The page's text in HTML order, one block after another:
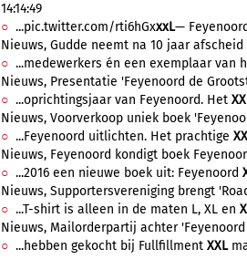
14:14:49
...pic.twitter.com/rti6hGxxxL—
Nieuws, Gudde neemt na 10 jaar afscheid
...medewerkers én een exemplaar van
Nieuws, Presentatie 'Feyenoord de
...oprichtingsjaar van Feyenoord. Het
Nieuws, Voorverkoop uniek boek
...Feyenoord uitlichten. Het prachtige
Nieuws, Feyenoord kondigt boek
...2016 een nieuwe boek uit: Feyenoord
Nieuws, Supportersvereniging brengt
...T-shirt is alleen in de maten L, XL en
Nieuws, Mailorderpartij achter
...hebben gekocht bij Fullfillment XXL